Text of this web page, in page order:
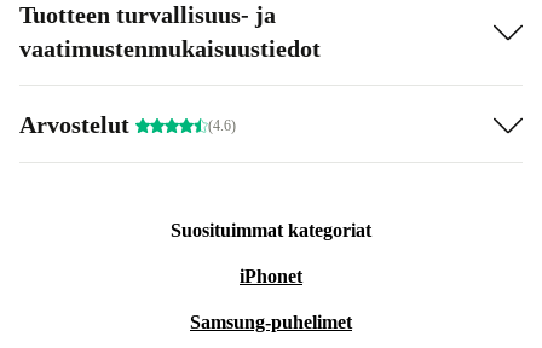
Tuotteen turvallisuus- ja
vaatimustenmukaisuustiedot
Arvostelut (4.6)
Suosituimmat kategoriat
iPhonet
Samsung-puhelimet